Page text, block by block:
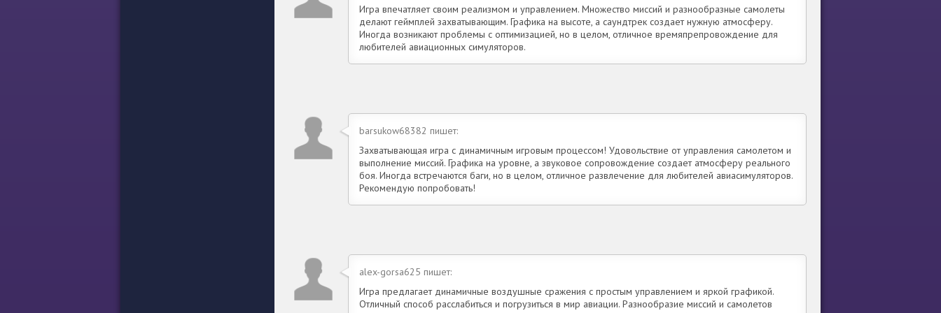
Игра впечатляет своим реализмом и управлением. Множество миссий и разнообразные самолеты
делают геймплей захватывающим. Графика на высоте, а саундтрек создает нужную атмосферу.
Иногда возникают проблемы с оптимизацией, но в целом, отличное времяпрепровождение для
любителей авиационных симуляторов.
barsukow68382 пишет:
Захватывающая игра с динамичным игровым процессом! Удовольствие от управления самолетом и
выполнение миссий. Графика на уровне, а звуковое сопровождение создает атмосферу реального
боя. Иногда встречаются баги, но в целом, отличное развлечение для любителей авиасимуляторов.
Рекомендую попробовать!
alex-gorsa625 пишет:
Игра предлагает динамичные воздушные сражения с простым управлением и яркой графикой.
Отличный способ расслабиться и погрузиться в мир авиации. Разнообразие миссий и самолетов